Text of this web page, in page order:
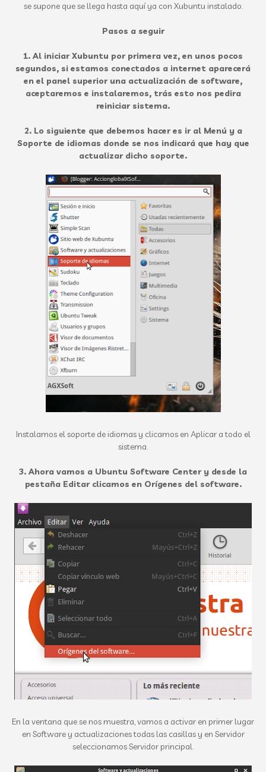
se supone que se llega hasta aquí ya con Xubuntu instalado.
Pasos a seguir
1. Al iniciar Xubuntu por primera vez, en unos pocos
segundos, si estamos conectados a internet aparecerá
en el panel superior una actualización de software,
aceptaremos e instalaremos, trás esto nos pedira
reiniciar sistema.
2. Lo siguiente que debemos hacer es ir al Menú y a
Soporte de idiomas donde se nos indicará que hay que
actualizar dicho soporte.
Instalamos el soporte de idiomas y clicamos en Aplicar a todo el
sistema.
3. Ahora vamos a Ubuntu Software Center y desde la
pestaña Editar clicamos en Orígenes del software.
En la ventana que se nos muestra, vamos a activar en primer lugar
en Software y actualizaciones todas las casillas y en Servidor
seleccionamos Servidor principal.